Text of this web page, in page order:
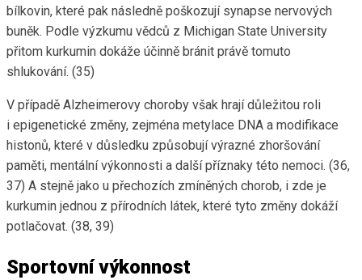
bílkovin, které pak následně poškozují synapse nervových
buněk. Podle výzkumu vědců z Michigan State University
přitom kurkumin dokáže účinně bránit právě tomuto
shlukování. (35)
V případě Alzheimerovy choroby však hrají důležitou roli
i epigenetické změny, zejména metylace DNA a modifikace
histonů, které v důsledku způsobují výrazné zhoršování
paměti, mentální výkonnosti a další příznaky této nemoci. (36,
37) A stejně jako u přechozích zmíněných chorob, i zde je
kurkumin jednou z přírodních látek, které tyto změny dokáží
potlačovat. (38, 39)
Sportovní výkonnost